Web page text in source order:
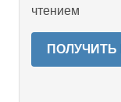
чтением